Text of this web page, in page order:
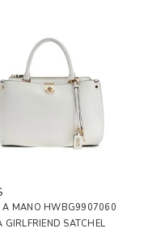
A MANO HWBG9907060
GIRLFRIEND SATCHEL